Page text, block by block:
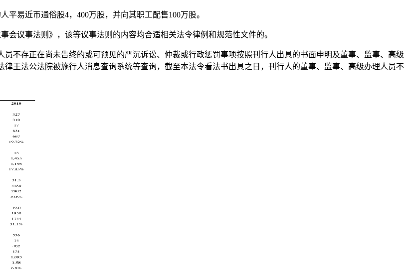
易近币通俗股4，400万股，并向其职工配售100万股。
议事法则》，该等议事法则的内容均合适相关法令律例和规范性文件的。
存正在尚未告终的或可预见的严沉诉讼、仲裁或行政惩罚事项按照刊行人出具的书面申明及董事、监事、高级
王法公法院被施行人消息查询系统等查询，截至本法令看法书出具之日，刊行人的董事、监事、高级办理人员不